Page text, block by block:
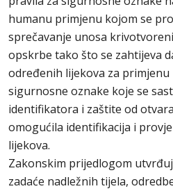
humanu primjenu kojom se
sprečavanje unosa
opskrbe tako što se zahtijeva
određenih lijekova za primjenu
sigurnosne oznake koje se
identifikatora i zaštite od
omogućila identifikacija i
lijekova.
Zakonskim prijedlogom
zadaće nadležnih tijela,